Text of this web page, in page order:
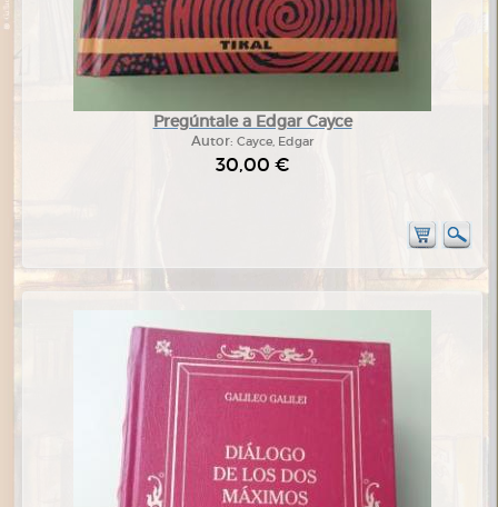
Pregúntale a Edgar Cayce
Autor: Cayce, Edgar
30,00 €